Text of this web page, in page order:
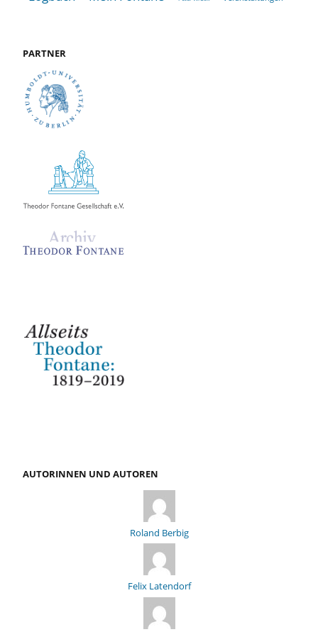
PARTNER
AUTORINNEN UND AUTOREN
Roland Berbig
Felix Latendorf